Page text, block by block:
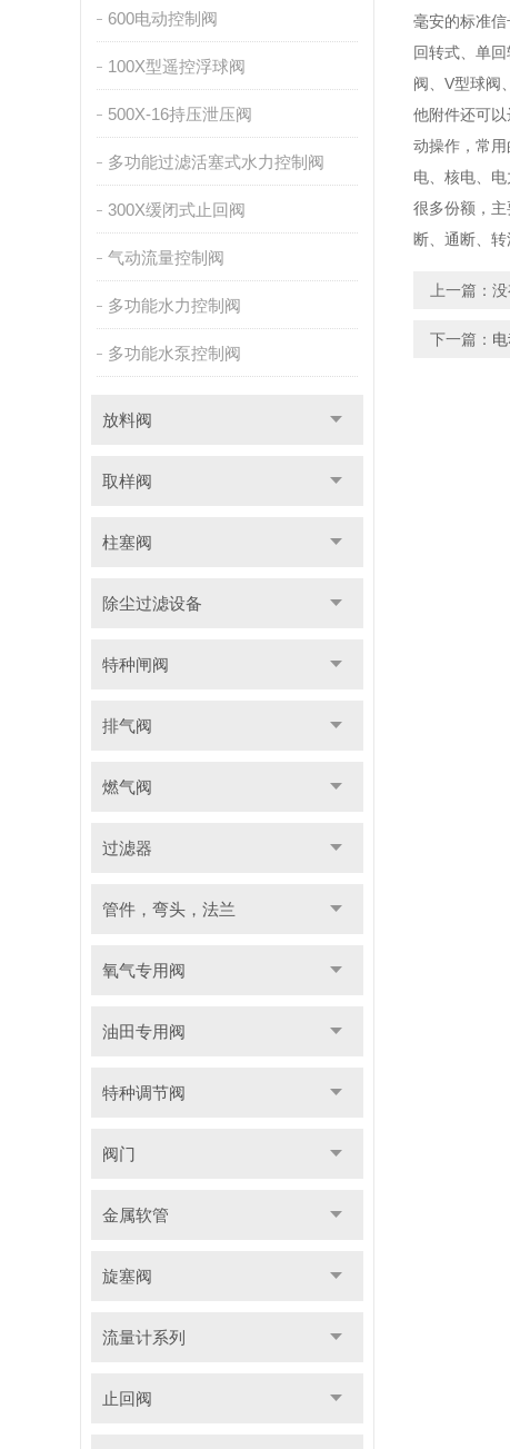
600电动控制阀
100X型遥控浮球阀
500X-16持压泄压阀
多功能过滤活塞式水力控制阀
300X缓闭式止回阀
气动流量控制阀
多功能水力控制阀
多功能水泵控制阀
放料阀
取样阀
柱塞阀
除尘过滤设备
特种闸阀
排气阀
燃气阀
过滤器
管件，弯头，法兰
氧气专用阀
油田专用阀
特种调节阀
阀门
金属软管
旋塞阀
流量计系列
止回阀
毫安的标准
回转式、单
阀、V型球阀
他附件还可
动操作，常
电、核电、
很多份额，
断、通断、
上一篇：
下一篇：